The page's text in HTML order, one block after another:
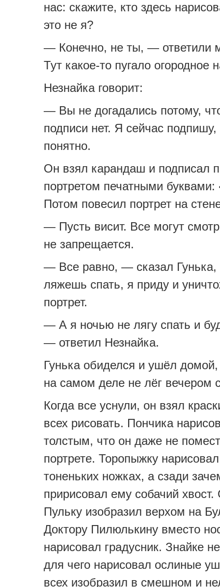
нас: скажите, кто здесь
это не я?
— Конечно, не ты, —
Тут какое-то пугало огородное
Незнайка говорит:
— Вы не догадались потому,
подписи нет. Я сейчас подпишу,
понятно.
Он взял карандаш и подписал
портретом печатными
Потом повесил портрет на
— Пусть висит. Все могут
не запрещается.
— Все равно, — сказал
ляжешь спать, я приду и
портрет.
— А я ночью не лягу спать и
— ответил Незнайка.
Гунька обиделся и ушёл
на самом деле не лёг вечером
Когда все уснули, он взял
всех рисовать. Пончика
толстым, что он даже не
портрете. Торопыжку
тоненьких ножках, а сзади
пририсовал ему собачий хвост.
Пульку изобразил верхом на
Доктору Пилюлькину вместо
нарисовал градусник. Знайке
для чего нарисовал ослиные
всех изобразил в смешном и